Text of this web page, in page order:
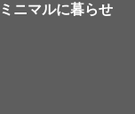
ニマルに暮らせ